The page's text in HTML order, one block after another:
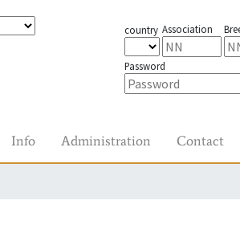
country Association
Password
Info Administration Contact